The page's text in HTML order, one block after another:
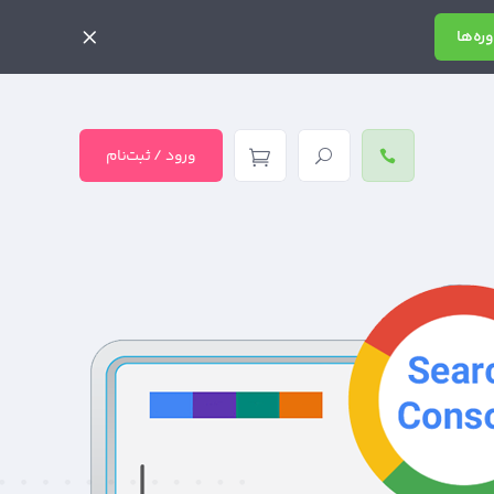
ورود / ثبت‌نام